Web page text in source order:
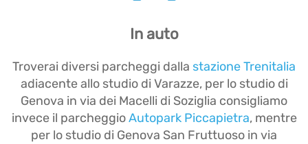
In auto
Troverai diversi parcheggi dalla stazione Trenitalia
adiacente allo studio di Varazze, per lo studio di
Genova in via dei Macelli di Soziglia consigliamo
invece il parcheggioAutopark Piccapietra, mentre
per lo studio di Genova San Fruttuoso in via